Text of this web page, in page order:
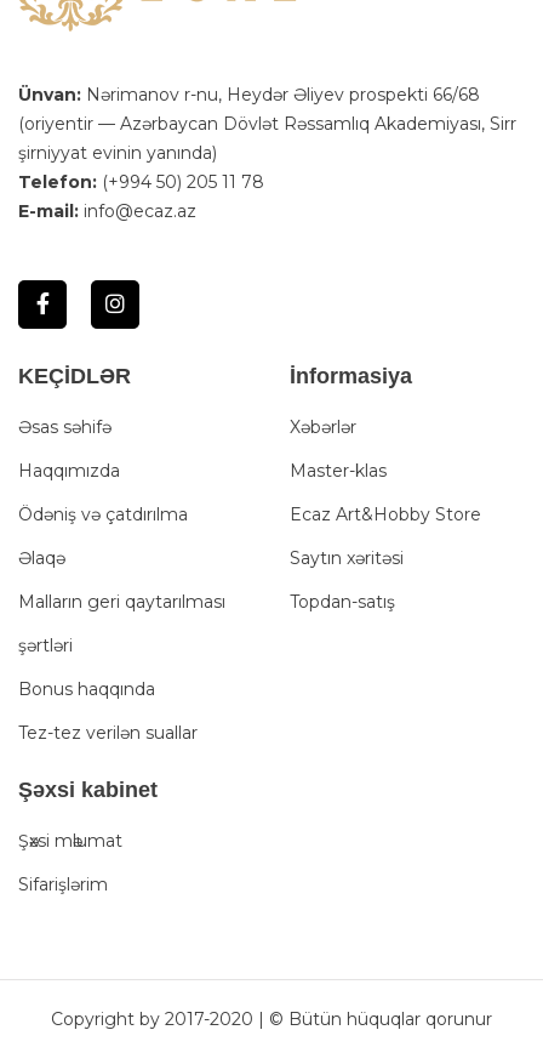
Ünvan: Nərimanov r-nu, Heydər Əliyev prospekti 66/68
(oriyentir — Azərbaycan Dövlət Rəssamlıq Akademiyası, Sirr
şirniyyat evinin yanında)
Telefon: (+994 50) 205 11 78
E-mail: info@ecaz.az
KEÇİDLƏR
Əsas səhifə
Haqqımızda
Ödəniş və çatdırılma
Əlaqə
Malların geri qaytarılması
şərtləri
Bonus haqqında
Tez-tez verilən suallar
İnformasiya
Xəbərlər
Master-klas
Ecaz Art&Hobby Store
Saytın xəritəsi
Topdan-satış
Şәxsi kabinet
Şәxsi mәlumat
Sifarişlərim
Copyright by 2017-2020 | © Bütün hüquqlar qorunur